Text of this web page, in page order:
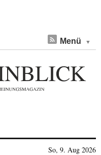
Menü
So, 9. Aug 2026